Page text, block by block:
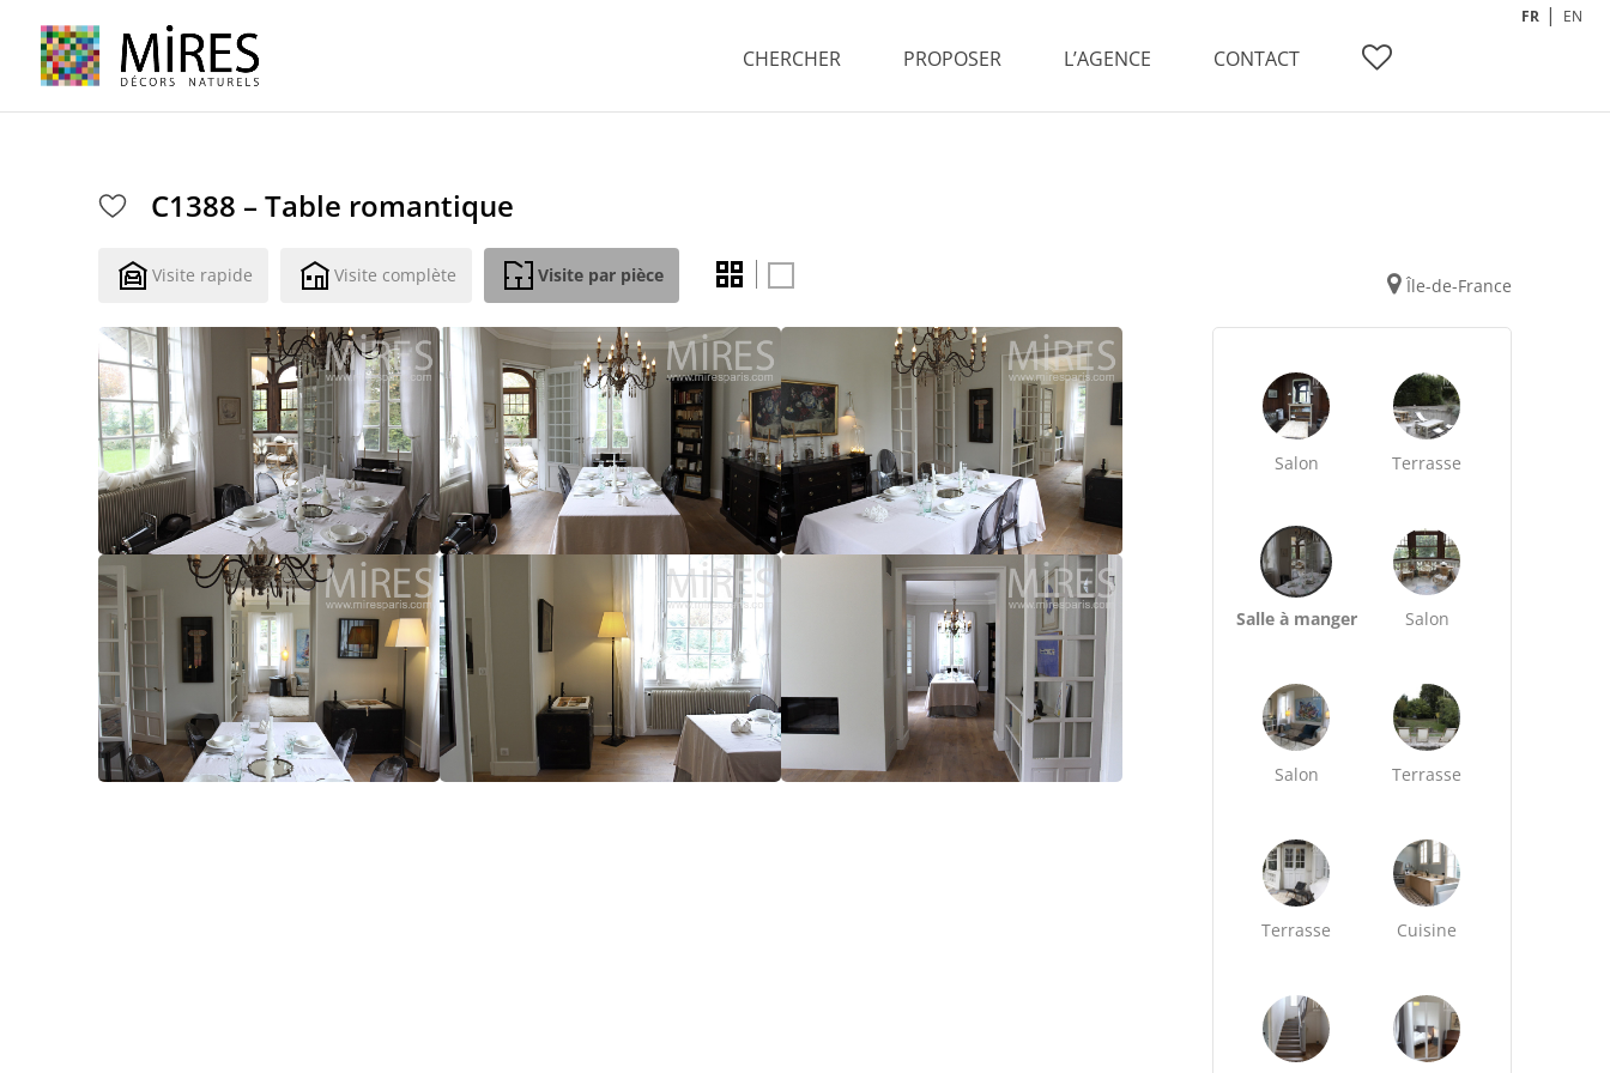
CHERCHER PROPOSER L’AGENCE CONTACT
FR EN
C1388 – Table romantique
Visite rapide Visite complète Visite par pièce Île-de-France
Salon Terrasse
Salle à manger Salon
Salon Terrasse
Terrasse Cuisine